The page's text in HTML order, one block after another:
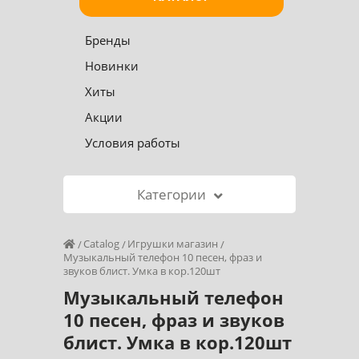
Бренды
Новинки
Хиты
Акции
Условия работы
Категории
Catalog
Игрушки магазин
Музыкальный телефон 10 песен, фраз и
звуков блист. Умка в кор.120шт
Музыкальный телефон
10 песен, фраз и звуков
блист. Умка в кор.120шт